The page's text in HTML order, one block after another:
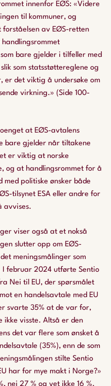
innenfor EØS: «Videre
til kommuner, og
forståelsen av EØS-retten
bare gjelder i tilfeller med
som statsstøttereglene og
er det viktig å undersøke om
virkning.» (Side 100-
at EØS-avtalens
bare gjelder når tiltakene
er viktig at norske
og at handlingsrommet for å
politiske ønsker både
tilsynet ESA eller andre for
avvises.
viser også at et nokså
slutter opp om EØS-
meningsmålinger som
I februar 2024 utførte Sentio
Nei til EU, der spørsmålet
en handelsavtale med EU
svarte 35% at de var for,
ikke visste. Altså er den
det var flere som ønsket å
(35%), enn de som
stilte Sentio
har for mye makt i Norge?»
nei 27 % og vet ikke 16 %.